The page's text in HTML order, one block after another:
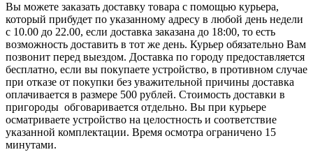
Вы можете заказать доставку товара с помощью курьера,
который прибудет по указанному адресу в любой день недели
с 10.00 до 22.00, если доставка заказана до 18:00, то есть
возможность доставить в тот же день. Курьер обязательно Вам
позвонит перед выездом. Доставка по городу предоставляется
бесплатно, если вы покупаете устройство, в противном случае
при отказе от покупки без уважительной причины доставка
оплачивается в размере 500 рублей. Стоимость доставки в
пригороды обговаривается отдельно. Вы при курьере
осматриваете устройство на целостность и соответствие
указанной комплектации. Время осмотра ограничено 15
минутами.